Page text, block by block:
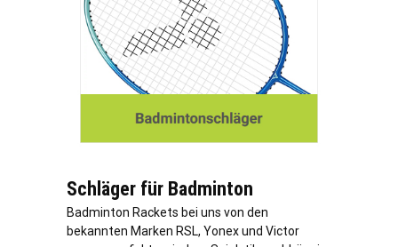
Schläger für Badminton
Badminton Rackets bei uns von den
bekannten Marken RSL, Yonex und Victor